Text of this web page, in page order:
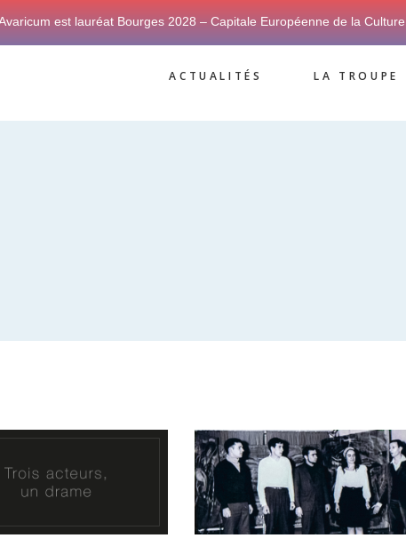
est lauréat Bourges 2028 – Capitale Européenne de la Culture
ACTUALITÉS LA TROUPE